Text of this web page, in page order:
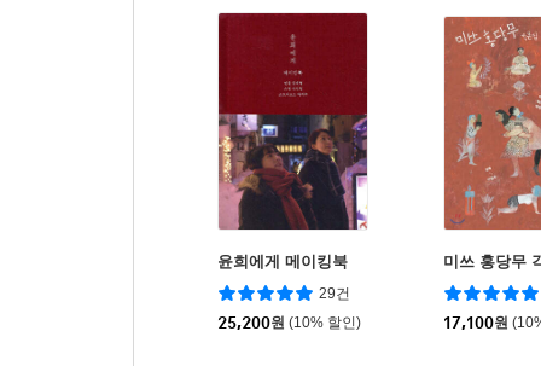
윤희에게 메이킹북
29건
25,200원 (10% 할인)
미쓰 홍당무
17,100원